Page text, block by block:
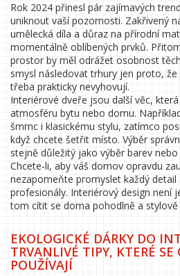
Rok 2024 přinesl pár zajímavých
uniknout vaší pozornosti. Zakřivený
umělecká díla a důraz na přírodní
momentálně oblíbených prvků.
prostor by měl odrážet osobnost
smysl následovat trhury jen proto,
třeba prakticky nevyhovují.
Interiérové dveře jsou další věc,
atmosféru bytu nebo domu.
šmrnc i klasickému stylu, zatímco
když chcete šetřit místo. Výběr
stejně důležitý jako výběr barev nebo
Chcete-li, aby váš domov opravdu
nezapomeňte promyslet každý detail
profesionály. Interiérový design není
tom cítit se doma pohodlně a stylově
EKOLOGICKÉ DÁRKY DO
TRVANLIVÉ TIPY, KTERÉ SE
POUŽÍVAJÍ